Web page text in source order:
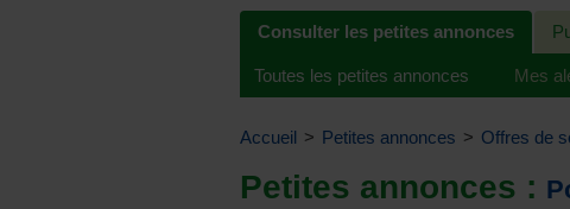
Consulter les petites annonces
Toutes les petites annonces Mes
Accueil > Petites annonces > Offres de
Petites annonces :